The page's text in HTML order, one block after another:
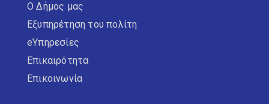
Ο Δήμος μας
Εξυπηρέτηση του πολίτη
eΥπηρεσίες
Επικαιρότητα
Επικοινωνία